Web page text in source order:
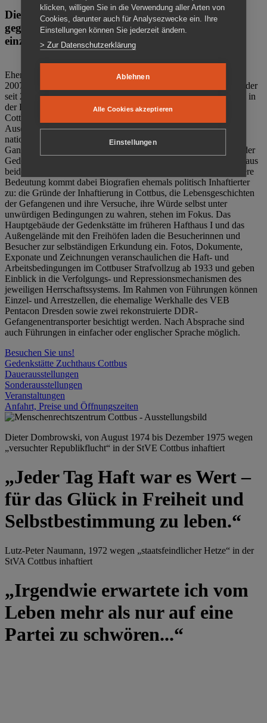
Die Gedenkstätte Zuchthaus Cottbus ist ein Ort
gegen das Vergessen. Anschaulich, nah und
einzigartig.
Ehemalige politische Häftlinge der DDR gründeten im Oktober
2007 den Verein Menschenrechtszentrum Cottbus e. V. (MRZ), der
seit 2011 Eigentümer des ehemaligen Gefängnisses (1860-2002) in
der Bautzener Straße und Träger der Gedenkstätte Zuchthaus
Cottbus ist. Im Zentrum der Arbeit der Gedenkstätte steht die
Auseinandersetzung mit politischem Unrecht während der
nationalsozialistischen Terrorherrschaft und der SED-Diktatur.
Ganzjährig zeigen mehrere Dauer- und Sonderausstellungen in der
Gedenkstätte Zuchthaus Cottbus Beispiele politischen Unrechts aus
beiden deutschen Diktaturen des 20. Jahrhunderts. Eine besondere
Bedeutung kommt dabei Biografien ehemals politisch Inhaftierter
zu: die Gründe der Inhaftierung in Cottbus, die Lebensgeschichten
der Gefangenen und ihre Versuche, ihre Würde selbst unter
unwürdigen Bedingungen zu wahren, stehen im Fokus. Das
Hauptgebäude der Gedenkstätte im früheren Hafthaus I und das
Außengelände mit den Freihöfen laden die Besucherinnen und
Besucher zur selbständigen Erkundung ein. Fotos, Dokumente,
Exponate und Zeichnungen veranschaulichen die Haft- und
Arbeitsbedingungen im Cottbuser Strafvollzug ab 1933 und geben
Einblick in die Verfolgungs- und Repressionsmechanismen des
jeweiligen Herrschaftssystems. Im Rahmen von Führungen können
Einzel- und Arrestzellen, die ehemalige Werkhalle des VEB
Pentacon Dresden sowie zwei rekonstruierte DDR-
Gefangenentransporter besichtigt werden. Nach Absprache sind
auch Führungen in einfacher oder englischer Sprache möglich.
Besuchen Sie uns!
Gedenkstätte Zuchthaus Cottbus
Dauerausstellungen
Sonderausstellungen
Veranstaltungen
Anfahrt, Preise und Öffnungszeiten
Dieter Dombrowski, von August 1974 bis Dezember 1975 wegen
„versuchter Republikflucht“ in der StVE Cottbus inhaftiert
„Jeder Tag Haft war es Wert –
für das Glück in Freiheit und
Selbstbestimmung zu leben.“
Lutz-Peter Naumann, 1972 wegen „staatsfeindlicher Hetze“ in der
StVA Cottbus inhaftiert
„Irgendwie erwartete ich vom
Leben mehr als nur auf eine
Partei zu schwören...“
klicken, willigen Sie in die Verwendung aller Arten von
Cookies, darunter auch für Analysezwecke ein. Ihre
Einstellungen können Sie jederzeit ändern.
> Zur Datenschutzerklärung
Ablehnen
Alle Cookies akzeptieren
Einstellungen